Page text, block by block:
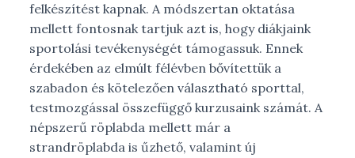
k
a
m
felkészítést kapnak. A módszertan oktatása
mellett fontosnak tartjuk azt is, hogy diákjaink
sportolási tevékenységét támogassuk. Ennek
érdekében az elmúlt félévben bővítettük a
szabadon és kötelezően választható sporttal,
testmozgással összefüggő kurzusaink számát. A
népszerű röplabda mellett már a
strandröplabda is űzhető, valamint új